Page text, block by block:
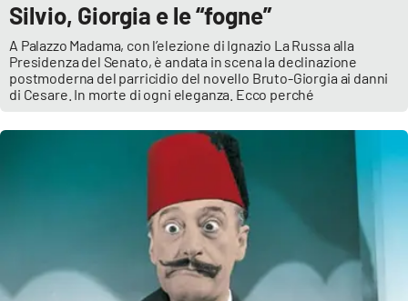
Silvio, Giorgia e le “fogne”
A Palazzo Madama, con l’elezione di Ignazio La Russa alla
Presidenza del Senato, è andata in scena la declinazione
postmoderna del parricidio del novello Bruto-Giorgia ai danni
di Cesare. In morte di ogni eleganza. Ecco perché